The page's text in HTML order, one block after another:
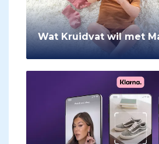
Wat Kruidvat wil met